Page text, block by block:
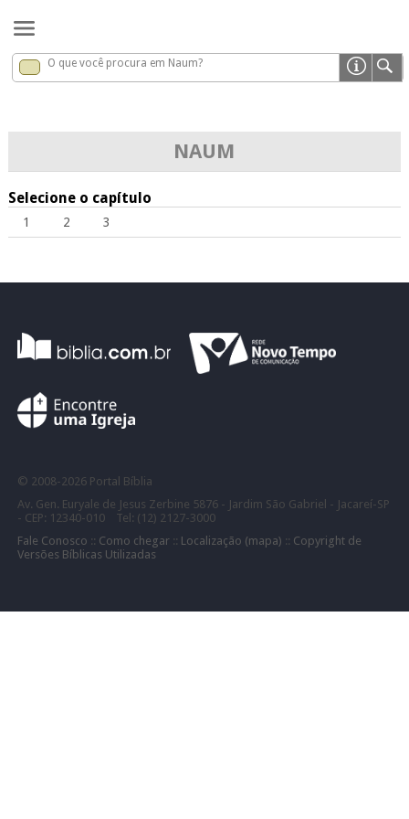
Naum x
O que você procura em Naum?
NAUM
Selecione o capítulo
1 2 3
© 2008- 2026 Portal Bíblia
Av. Gen. Euryale de Jesus Zerbine 5876 - Jardim São Gabriel - Jacareí-SP
- CEP: 12340-010 Tel: (12) 2127-3000
Fale Conosco :: Como chegar:: Localização (mapa) :: Copyright de
Versões Bíblicas Utilizadas